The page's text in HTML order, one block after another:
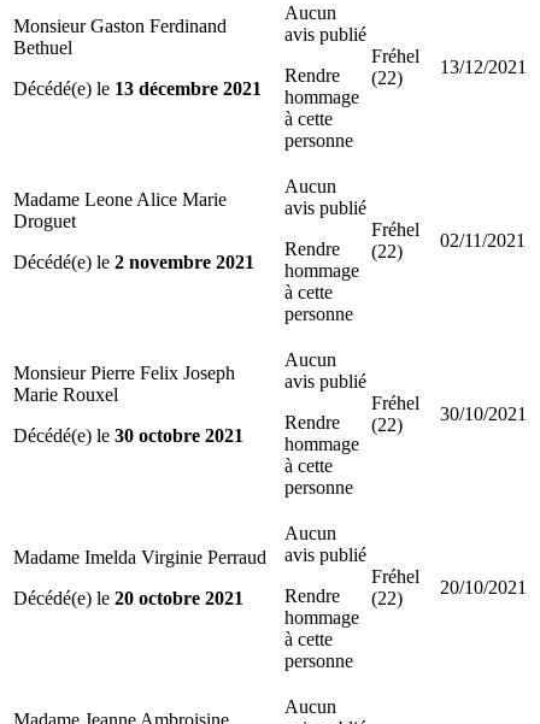
Monsieur Gaston Ferdinand
Bethuel
Décédé(e) le 13 décembre 2021
Aucun
avis publié
Rendre
hommage
à cette
personne
Fréhel
(22)
13/12/2021
Madame Leone Alice Marie
Droguet
Décédé(e) le 2 novembre 2021
Aucun
avis publié
Rendre
hommage
à cette
personne
Fréhel
(22)
02/11/2021
Monsieur Pierre Felix Joseph
Marie Rouxel
Décédé(e) le 30 octobre 2021
Aucun
avis publié
Rendre
hommage
à cette
personne
Fréhel
(22)
30/10/2021
Madame Imelda Virginie Perraud
Décédé(e) le 20 octobre 2021
Aucun
avis publié
Rendre
hommage
à cette
personne
Fréhel
(22)
20/10/2021
Madame Jeanne Ambroisine
Aucun